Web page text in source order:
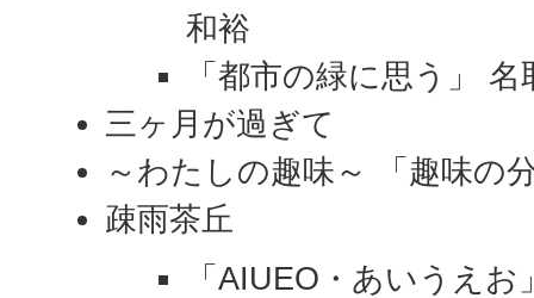
和裕
「都市の緑に思う」 名
三ヶ月が過ぎて
～わたしの趣味～ 「趣味の
疎雨茶丘
「AIUEO・あいうえ